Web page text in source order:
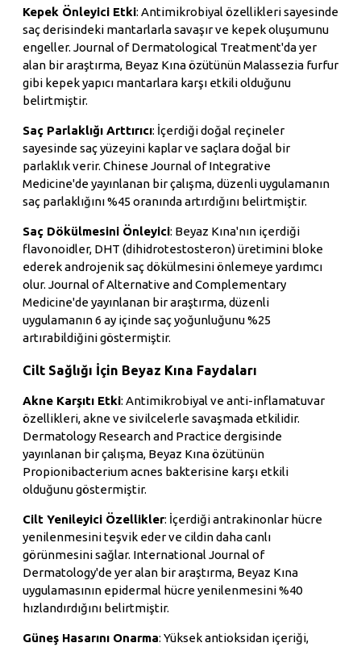
Kepek Önleyici Etki: Antimikrobiyal özellikleri sayesinde
saç derisindeki mantarlarla savaşır ve kepek oluşumunu
engeller. Journal of Dermatological Treatment'da yer
alan bir araştırma, Beyaz Kına özütünün Malassezia furfur
gibi kepek yapıcı mantarlara karşı etkili olduğunu
belirtmiştir.
Saç Parlaklığı Arttırıcı: İçerdiği doğal reçineler
sayesinde saç yüzeyini kaplar ve saçlara doğal bir
parlaklık verir. Chinese Journal of Integrative
Medicine'de yayınlanan bir çalışma, düzenli uygulamanın
saç parlaklığını %45 oranında artırdığını belirtmiştir.
Saç Dökülmesini Önleyici: Beyaz Kına'nın içerdiği
flavonoidler, DHT (dihidrotestosteron) üretimini bloke
ederek androjenik saç dökülmesini önlemeye yardımcı
olur. Journal of Alternative and Complementary
Medicine'de yayınlanan bir araştırma, düzenli
uygulamanın 6 ay içinde saç yoğunluğunu %25
artırabildiğini göstermiştir.
Cilt Sağlığı İçin Beyaz Kına Faydaları
Akne Karşıtı Etki: Antimikrobiyal ve anti-inflamatuvar
özellikleri, akne ve sivilcelerle savaşmada etkilidir.
Dermatology Research and Practice dergisinde
yayınlanan bir çalışma, Beyaz Kına özütünün
Propionibacterium acnes bakterisine karşı etkili
olduğunu göstermiştir.
Cilt Yenileyici Özellikler: İçerdiği antrakinonlar hücre
yenilenmesini teşvik eder ve cildin daha canlı
görünmesini sağlar. International Journal of
Dermatology'de yer alan bir araştırma, Beyaz Kına
uygulamasının epidermal hücre yenilenmesini %40
hızlandırdığını belirtmiştir.
Güneş Hasarını Onarma: Yüksek antioksidan içeriği,